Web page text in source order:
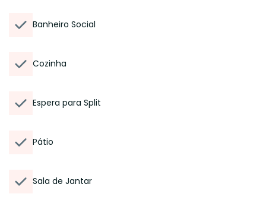
Banheiro Social
Cozinha
Espera para Split
Pátio
Sala de Jantar